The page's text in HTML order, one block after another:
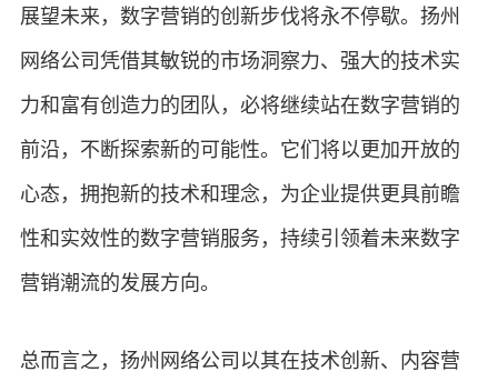
展望未来，数字营销的创新步伐将永不停歇。扬州
网络公司凭借其敏锐的市场洞察力、强大的技术实
力和富有创造力的团队，必将继续站在数字营销的
前沿，不断探索新的可能性。它们将以更加开放的
心态，拥抱新的技术和理念，为企业提供更具前瞻
性和实效性的数字营销服务，持续引领着未来数字
营销潮流的发展方向。
总而言之，扬州网络公司以其在技术创新、内容营